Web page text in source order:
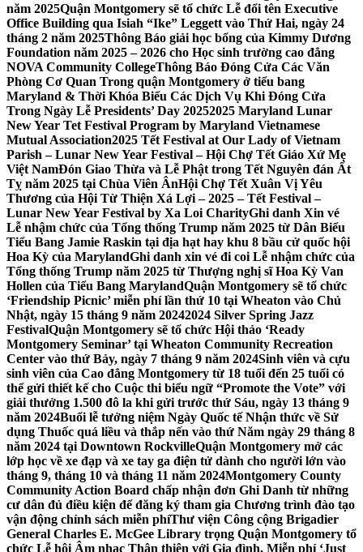
năm 2025Quận Montgomery sẽ tổ chức Lễ đổi tên Executive
Office Building qua Isiah “Ike” Leggett vào Thứ Hai, ngày 24
tháng 2 năm 2025Thông Báo giải học bổng của Kimmy Dương
Foundation năm 2025 – 2026 cho Học sinh trường cao đẳng
NOVA Community CollegeThông Báo Đóng Cửa Các Văn
Phòng Cơ Quan Trong quận Montgomery ở tiểu bang
Maryland & Thời Khóa Biểu Các Dịch Vụ Khi Đóng Cửa
Trong Ngày Lễ Presidents’ Day 20252025 Maryland Lunar
New Year Tet Festival Program by Maryland Vietnamese
Mutual Association2025 Tết Festival at Our Lady of Vietnam
Parish – Lunar New Year Festival – Hội Chợ Tết Giáo Xứ Mẹ
Việt NamĐón Giao Thừa và Lễ Phật trong Tết Nguyên đán Ất
Tỵ năm 2025 tại Chùa Viên ÂnHội Chợ Tết Xuân Vị Yêu
Thương của Hội Từ Thiện Xá Lợi – 2025 – Tết Festival –
Lunar New Year Festival by Xa Loi CharityGhi danh Xin vé
Lễ nhậm chức của Tổng thống Trump năm 2025 từ Dân Biểu
Tiểu Bang Jamie Raskin tại địa hạt hay khu 8 bầu cử quốc hội
Hoa Kỳ của MarylandGhi danh xin vé đi coi Lễ nhậm chức của
Tổng thống Trump năm 2025 từ Thượng nghị sĩ Hoa Kỳ Van
Hollen của Tiểu Bang MarylandQuận Montgomery sẽ tổ chức
‘Friendship Picnic’ miễn phí lần thứ 10 tại Wheaton vào Chủ
Nhật, ngày 15 tháng 9 năm 20242024 Silver Spring Jazz
FestivalQuận Montgomery sẽ tổ chức Hội thảo ‘Ready
Montgomery Seminar’ tại Wheaton Community Recreation
Center vào thứ Bảy, ngày 7 tháng 9 năm 2024Sinh viên và cựu
sinh viên của Cao đẳng Montgomery từ 18 tuổi đến 25 tuổi có
thể gửi thiết kế cho Cuộc thi biểu ngữ “Promote the Vote” với
giải thưởng 1.500 đô la khi gửi trước thứ Sáu, ngày 13 tháng 9
năm 2024Buổi lễ tưởng niệm Ngày Quốc tế Nhận thức về Sử
dụng Thuốc quá liều và thắp nến vào thứ Năm ngày 29 tháng 8
năm 2024 tại Downtown RockvilleQuận Montgomery mở các
lớp học về xe đạp và xe tay ga điện tử dành cho người lớn vào
tháng 9, tháng 10 và tháng 11 năm 2024Montgomery County
Community Action Board chấp nhận đơn Ghi Danh từ những
cư dân đủ điều kiện để đăng ký tham gia Chương trình đào tạo
vận động chính sách miễn phíThư viện Công cộng Brigadier
General Charles E. McGee Library trọng Quận Montgomery tổ
chức Lễ hội Âm nhạc Thân thiện với Gia đình, Miễn phí ‘Just